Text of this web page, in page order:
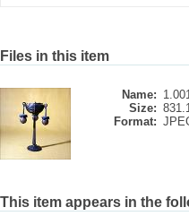
Files in this item
Name:
Size:
Format:
This item appears in the